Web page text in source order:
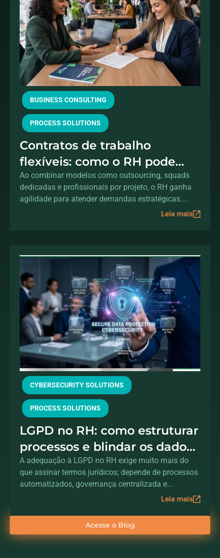
BUSINESS CONSULTING
PROCESS SOLUTIONS
Contratos de trabalho
flexíveis: como o RH pode
acelerar a transformação
digital sem aumentar o
Ao combinar modelos como outsourcing, squads
dedicadas e profissionais por projeto, o RH ganha
agilidade para atender demandas estratégicas....
Leia mais
CYBERSECURITY SOLUTIONS
PROCESS SOLUTIONS
LGPD no RH: como estruturar
processos e blindar os dados
dos colaboradores
A adequação à LGPD no RH exige muito mais do
que assinar termos jurídicos; depende de processos
automatizados, governança centralizada e...
Leia mais
Acesse o Blog